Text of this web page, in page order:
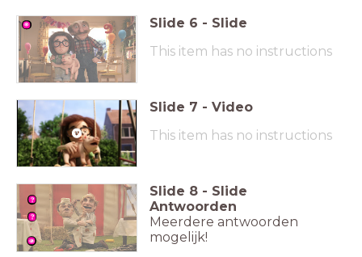
Slide 6 - Slide
This item has no instructions
Slide 7 - Video
This item has no instructions
Slide 8 - Slide
Antwoorden
Meerdere antwoorden
mogelijk!